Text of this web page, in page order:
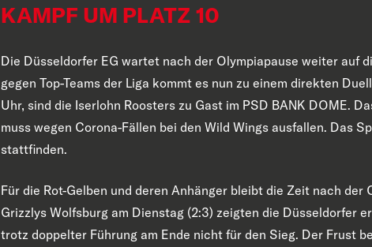
KAMPF UM PLATZ 10
Die Düsseldorfer EG wartet nach der Olympiapause weiter auf
gegen Top-Teams der Liga kommt es nun zu einem direkten
Uhr, sind die Iserlohn Roosters zu Gast im PSD BANK DOME.
muss wegen Corona-Fällen bei den Wild Wings ausfallen. Das
stattfinden.
Für die Rot-Gelben und deren Anhänger bleibt die Zeit nach
Grizzlys Wolfsburg am Dienstag (2:3) zeigten die
trotz doppelter Führung am Ende nicht für den Sieg. Der Frust